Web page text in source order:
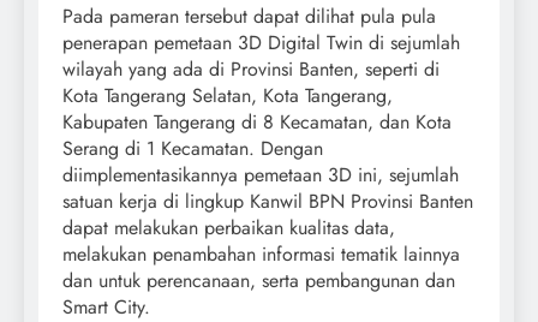
Pada pameran tersebut dapat dilihat pula pula
penerapan pemetaan 3D Digital Twin di sejumlah
wilayah yang ada di Provinsi Banten, seperti di
Kota Tangerang Selatan, Kota Tangerang,
Kabupaten Tangerang di 8 Kecamatan, dan Kota
Serang di 1 Kecamatan. Dengan
diimplementasikannya pemetaan 3D ini, sejumlah
satuan kerja di lingkup Kanwil BPN Provinsi Banten
dapat melakukan perbaikan kualitas data,
melakukan penambahan informasi tematik lainnya
dan untuk perencanaan, serta pembangunan dan
Smart City.